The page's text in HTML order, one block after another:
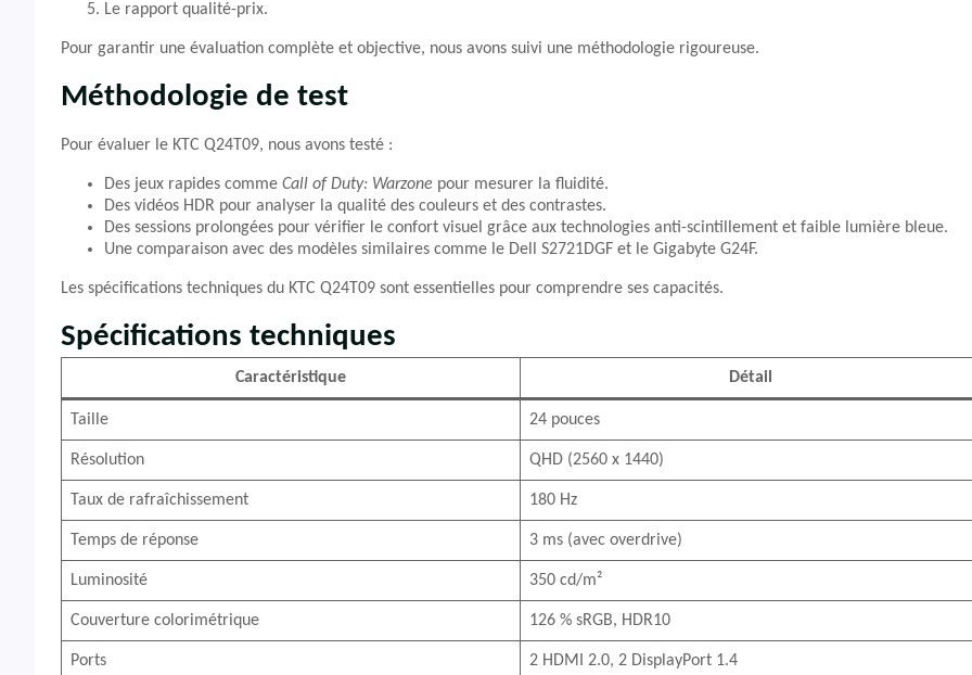
Le rapport qualité-prix.
Pour garantir une évaluation complète et objective, nous avons suivi une méthodologie rigoureuse.
Méthodologie de test
Pour évaluer le KTC Q24T09, nous avons testé :
Des jeux rapides comme Call of Duty: Warzone pour mesurer la fluidité.
Des vidéos HDR pour analyser la qualité des couleurs et des contrastes.
Des sessions prolongées pour vérifier le confort visuel grâce aux technologies anti-scintillement et faible lumière bleue.
Une comparaison avec des modèles similaires comme le Dell S2721DGF et le Gigabyte G24F.
Les spécifications techniques du KTC Q24T09 sont essentielles pour comprendre ses capacités.
Spécifications techniques
Caractéristique Détail
Taille 24 pouces
Résolution QHD (2560 x 1440)
Taux de rafraîchissement 180 Hz
Temps de réponse 3 ms (avec overdrive)
Luminosité 350 cd/m²
Couverture colorimétrique 126 % sRGB, HDR10
Ports 2 HDMI 2.0, 2 DisplayPort 1.4